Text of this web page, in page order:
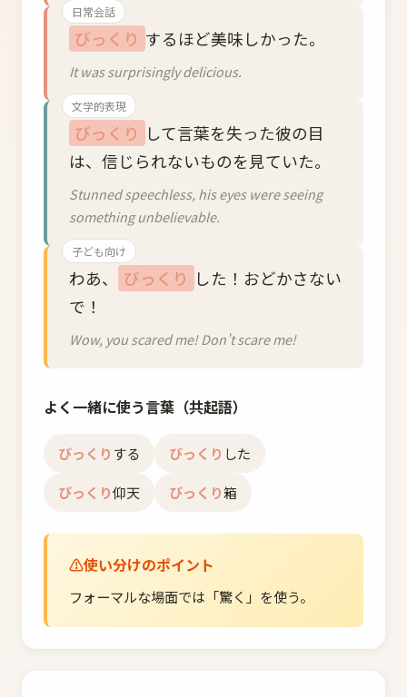
日常会話
びっくり するほど美味しかった。
It was surprisingly delicious.
文学的表現
びっくり して言葉を失った彼の目
は、信じられないものを見ていた。
Stunned speechless, his eyes were seeing
something unbelievable.
子ども向け
わあ、 びっくり した！おどかさない
で！
Wow, you scared me! Don't scare me!
よく一緒に使う言葉（共起語）
びっくり する びっくり した
びっくり仰天 びっくり箱
使い分けのポイント
フォーマルな場面では「驚く」を使う。